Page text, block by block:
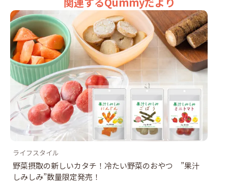
ライフスタイル
野菜摂取の新しいカタチ！冷たい野菜のおやつ ”果汁
しみしみ”数量限定発売！